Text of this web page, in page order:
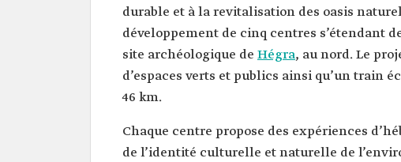
durable et à la revitalisation des oasis
développement de cinq centres s’étendant
site archéologique de Hégra, au nord. Le
d’espaces verts et publics ainsi qu’un train
46 km.
Chaque centre propose des expériences
de l’identité culturelle et naturelle de